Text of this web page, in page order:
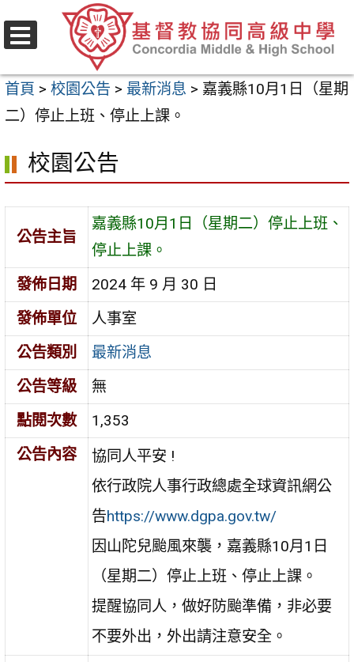
至
要
內
區
首頁 > 校園公告 > 最新消息 > 嘉義縣10月1日（星期
二）停止上班、停止上課。
校園公告
公告主旨
嘉義縣10月1日（星期二）停止上班、
停止上課。
發佈日期
2024 年 9 月 30 日
發佈單位
人事室
公告類別
最新消息
公告等級
無
點閱次數
1,353
公告內容
協同人平安 !
依行政院人事行政總處全球資訊網公
告https://www.dgpa.gov.tw/
因山陀兒颱風來襲，嘉義縣10月1日
（星期二）停止上班、停止上課。
提醒協同人，做好防颱準備，非必要
不要外出，外出請注意安全。
選
單